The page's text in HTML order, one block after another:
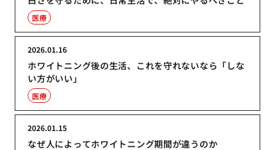
医療
ホワイトニング後の生活、これを守れないなら「しな
い方がいい」
2026.01.16
医療
なぜ人によってホワイトニング期間が違うのか
2026.01.15